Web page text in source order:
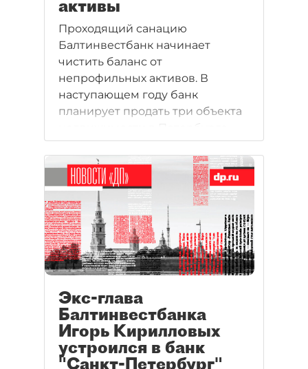
активы
Проходящий санацию
Балтинвестбанк начинает
чистить баланс от
непрофильных активов. В
наступающем году банк
планирует продать три объекта
общая стоимость которых
оценивается в 3 млрд рублей.
Экс-глава
Балтинвестбанка
Игорь Кирилловых
устроился в банк
"Санкт-Петербург"